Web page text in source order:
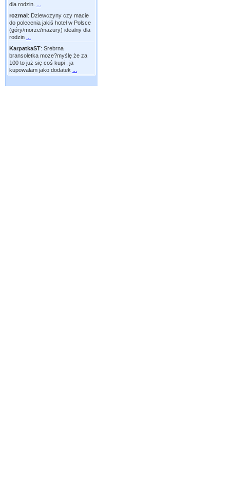
dla rodzin.
rozmal: Dziewczyny czy macie
do polecenia jakiś hotel w Polsce
(góry/morze/mazury) idealny dla
rodzin
KarpatkaST: Srebrna
bransoletka moze?myślę że za
100 to już się coś kupi , ja
kupowałam jako dodatek